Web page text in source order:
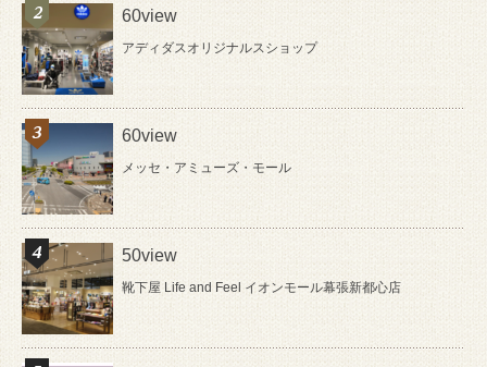
60view
アディダスオリジナルスショップ
60view
メッセ・アミューズ・モール
50view
靴下屋 Life and Feel イオンモール幕張新都心店